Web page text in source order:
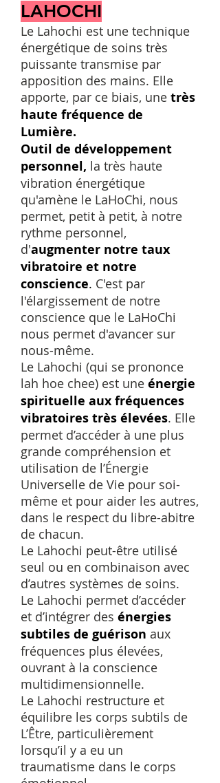
LAHOCHI
​​​Le Lahochi est une technique
énergétique de soins très
puissante transmise par
apposition des mains. Elle
apporte, par ce biais, une très
haute fréquence de
Lumière.
Outil de développement
personnel, la très haute
vibration énergétique
qu'amène le LaHoChi, nous
permet, petit à petit, à notre
rythme personnel,
d'augmenter notre taux
vibratoire et notre
conscience. C'est par
l'élargissement de notre
conscience que le LaHoChi
nous permet d'avancer sur
nous-même.
Le Lahochi (qui se prononce
lah hoe chee) est une énergie
spirituelle aux fréquences
vibratoires très élevées. Elle
permet d’accéder à une plus
grande compréhension et
utilisation de l’Énergie
Universelle de Vie pour soi-
même et pour aider les autres,
dans le respect du libre-abitre
de chacun.
Le Lahochi peut-être utilisé
seul ou en combinaison avec
d’autres systèmes de soins.
Le Lahochi permet d’accéder
et d’intégrer des énergies
subtiles de guérison aux
fréquences plus élevées,
ouvrant à la conscience
multidimensionnelle.
Le Lahochi restructure et
équilibre les corps subtils de
L’Être, particulièrement
lorsqu’il y a eu un
traumatisme dans le corps